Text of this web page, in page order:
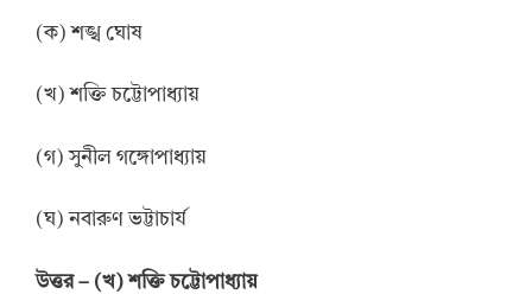
(ক) শঙ্খ ঘোষ
(খ) শক্তি চট্টোপাধ্যায়
(গ) সুনীল গঙ্গোপাধ্যায়
(ঘ) নবারুণ ভট্টাচার্য
উত্তর – (খ) শক্তি চট্টোপাধ্যায়